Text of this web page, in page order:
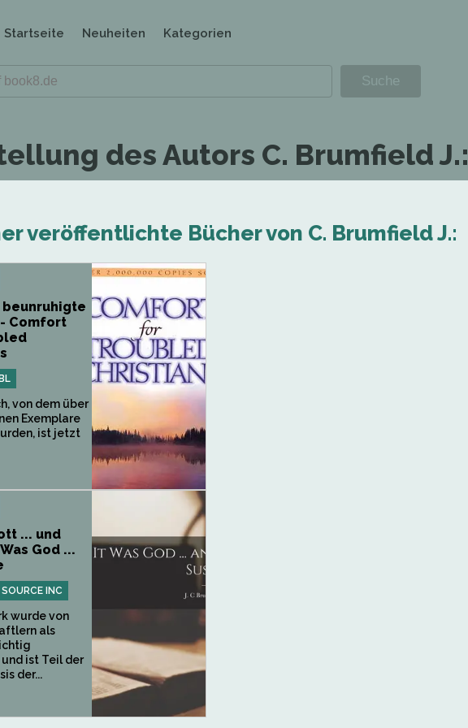
Startseite Neuheiten Kategorien
des Autors C. Brumfield J.:
veröffentlichte Bücher von C. Brumfield J.:
Comfort
von dem über
Exemplare
ist jetzt
... und
God ...
INC
wurde von
als
ist Teil der
der...